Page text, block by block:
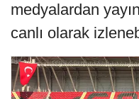
medyalardan
canlı olarak